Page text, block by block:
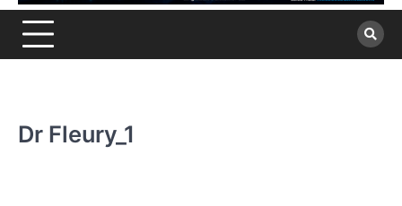
Dr Fleury_1